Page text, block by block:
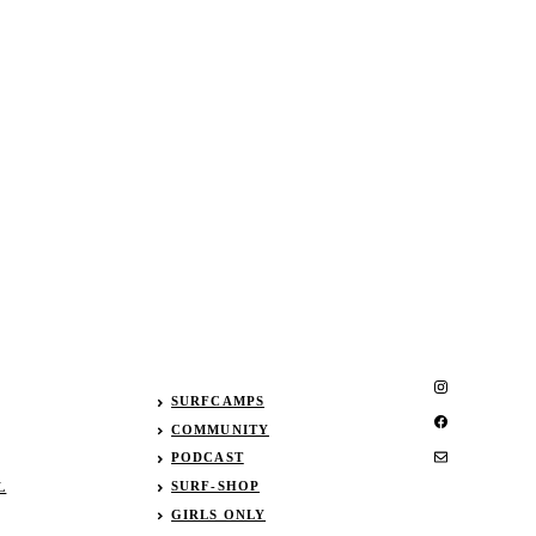
SURFCAMPS
COMMUNITY
PODCAST
SURF-SHOP
GIRLS ONLY